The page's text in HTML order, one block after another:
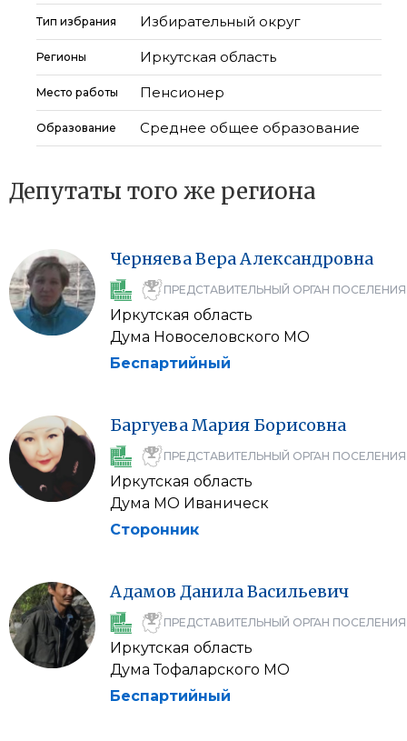
Тип избрания Избирательный округ
Регионы Иркутская область
Место работы Пенсионер
Образование Среднее общее образование
Депутаты того же региона
ЧерняеваВераАлександровна
ПРЕДСТАВИТЕЛЬНЫЙ ОРГАН ПОСЕЛЕНИЯ
Иркутская область
Дума Новоселовского МО
Беспартийный
БаргуеваМария Борисовна
ПРЕДСТАВИТЕЛЬНЫЙ ОРГАН ПОСЕЛЕНИЯ
Иркутская область
Дума МО Иваническ
Сторонник
Адамов ДанилаВасильевич
ПРЕДСТАВИТЕЛЬНЫЙ ОРГАН ПОСЕЛЕНИЯ
Иркутская область
Дума Тофаларского МО
Беспартийный